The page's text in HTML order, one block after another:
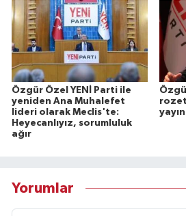
Özgür Özel YENİ Parti ile
yeniden Ana Muhalefet
lideri olarak Meclis'te:
Heyecanlıyız, sorumluluk
ağır
Yorumlar